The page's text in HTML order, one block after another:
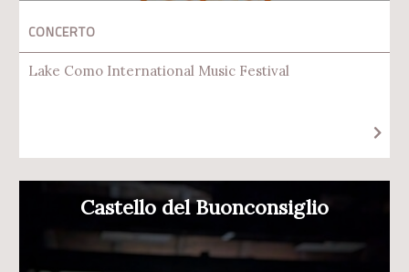
CONCERTO
Lake Como International Music Festival
Castello del Buonconsiglio